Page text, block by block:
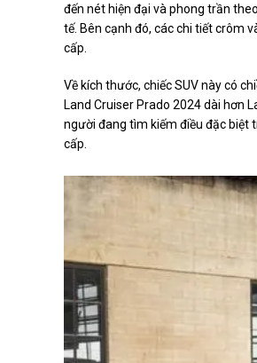
đến nét hiện đại và phong trần
tế. Bên cạnh đó, các chi tiết crôm
cấp.
Về kích thước, chiếc SUV này có
Land Cruiser Prado 2024 dài hơn
người đang tìm kiếm điều đặc biệt
cấp.